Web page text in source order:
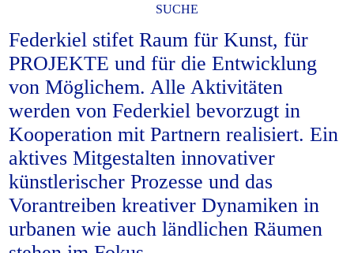
SUCHE
Federkiel stifet Raum für Kunst, für
PROJEKTE und für die Entwicklung
von Möglichem. Alle Aktivitäten
werden von Federkiel bevorzugt in
Kooperation mit Partnern realisiert. Ein
aktives Mitgestalten innovativer
künstlerischer Prozesse und das
Vorantreiben kreativer Dynamiken in
urbanen wie auch ländlichen Räumen